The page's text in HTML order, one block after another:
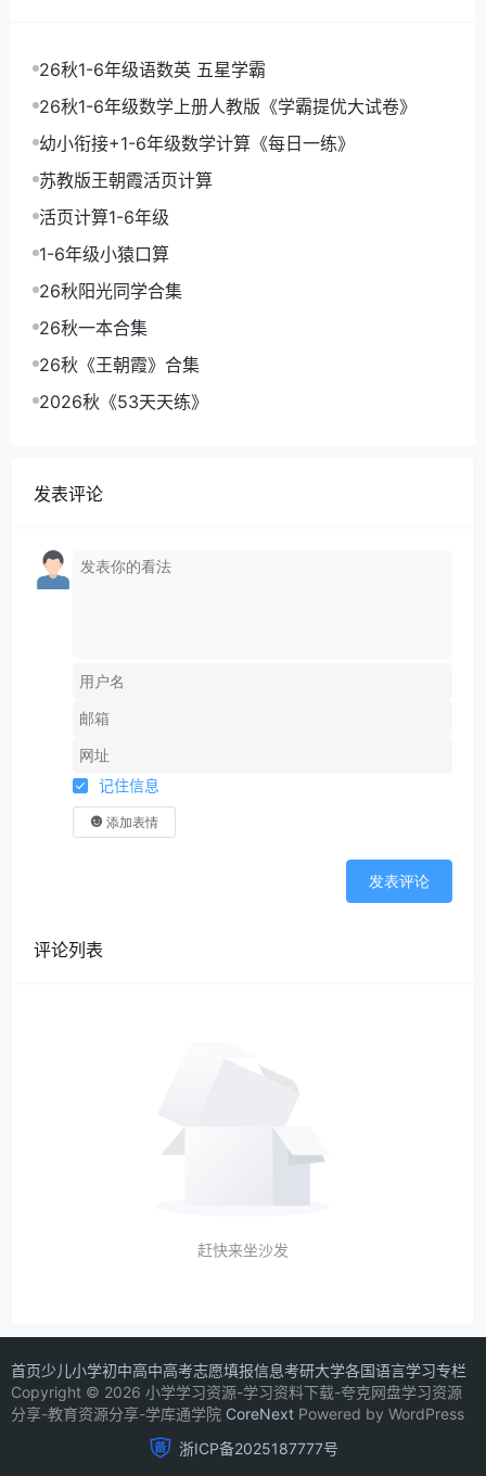
26秋1-6年级语数英 五星学霸
26秋1-6年级数学上册人教版《学霸提优大试卷》
幼小衔接+1-6年级数学计算《每日一练》
苏教版王朝霞活页计算
活页计算1-6年级
1-6年级小猿口算
26秋阳光同学合集
26秋一本合集
26秋《王朝霞》合集
2026秋《53天天练》
发表评论
记住信息
添加表情
发表评论
评论列表
赶快来坐沙发
首页少儿小学初中高中高考志愿填报信息考研大学各国语言学习专栏
Copyright © 2026 小学学习资源-学习资料下载-夸克网盘学习资源
分享-教育资源分享-学库通学院 CoreNext Powered by WordPress
浙ICP备2025187777号